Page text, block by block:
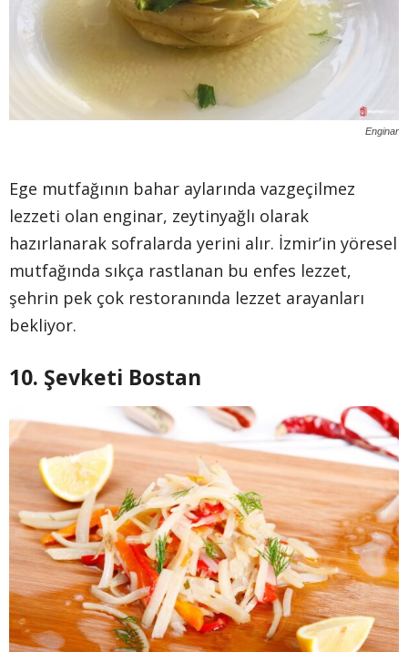
Enginar
Ege mutfağının bahar aylarında vazgeçilmez
lezzeti olan enginar, zeytinyağlı olarak
hazırlanarak sofralarda yerini alır. İzmir’in yöresel
mutfağında sıkça rastlanan bu enfes lezzet,
şehrin pek çok restoranında lezzet arayanları
bekliyor.
10. Şevketi Bostan